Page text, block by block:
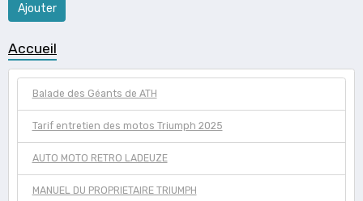
Ajouter
Accueil
Balade des Géants de ATH
Tarif entretien des motos Triumph 2025
AUTO MOTO RETRO LADEUZE
MANUEL DU PROPRIETAIRE TRIUMPH